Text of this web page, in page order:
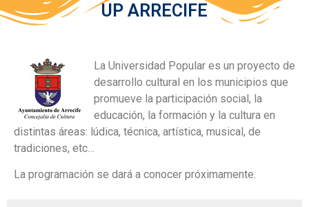
UP ARRECIFE
La Universidad Popular es un proyecto de
desarrollo cultural en los municipios que
promueve la participación social, la
educación, la formación y la cultura en
distintas áreas: lúdica, técnica, artística, musical, de
tradiciones, etc…
La programación se dará a conocer próximamente.